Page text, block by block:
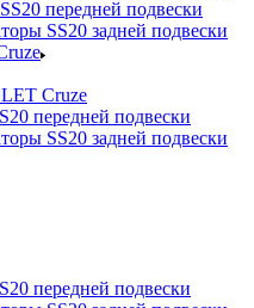
передней подвески
SS20 задней подвески
Cruze
передней подвески
SS20 задней подвески
передней подвески